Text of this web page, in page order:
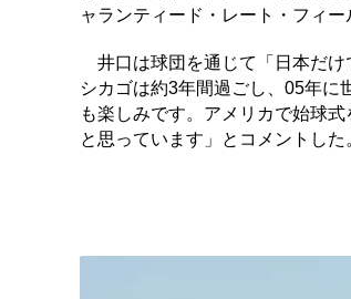
ャランティード・レート・フィ
井口は球団を通じて「日本だけ
シカゴは約3年間過ごし、05年に
も楽しみです。アメリカで始球
と思っています」とコメントした